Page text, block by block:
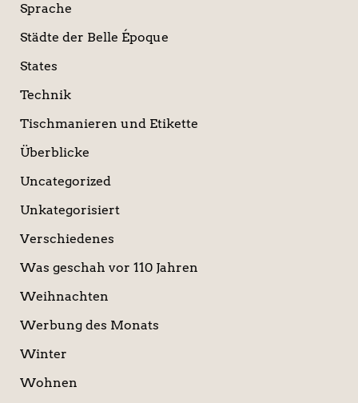
Sprache
Städte der Belle Époque
States
Technik
Tischmanieren und Etikette
Überblicke
Uncategorized
Unkategorisiert
Verschiedenes
Was geschah vor 110 Jahren
Weihnachten
Werbung des Monats
Winter
Wohnen